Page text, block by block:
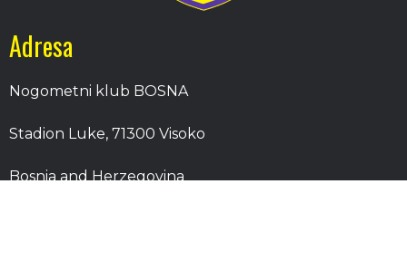
Adresa
Nogometni klub BOSNA
Stadion Luke, 71300 Visoko
Bosnia and Herzegovina